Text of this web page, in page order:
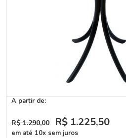
A partir de:
R$ 1.290,00 R$ 1.225,50
em até 10x sem juros